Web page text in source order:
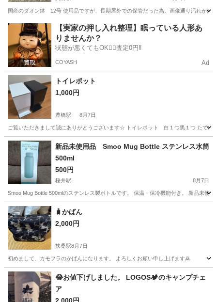
国産のダオン鉢 12号 使用品ですが、長期屋外での保管だった為、画像通り汚れがあ
愛知 大府市 大府駅 その他 鉢植え
【実家の押し入れ整理】眠っている人形あ
りませんか？
状態が悪くてもOK🙆‍♀️査定0円‼️
COYASH Ad
トイレポット
1,000円
豊橋駅 8月7日
ご覧いただきまして誠にありがとうございます☆ トイレポット 白１つ黒１つ たて約
愛知 豊橋市 豊橋駅 家庭用品
新品未使用品 Smoo Mug Bottle ステンレス水筒
500ml
500円
桜井駅 8月7日
Smoo Mug Bottle 500mlのステンレス製ボトルです。 保温・保冷機能付き。 新品未使
愛知 安城市 桜井駅
🧳かばん
2,000円
扶桑駅8月7日
初めまして、カモフラのかばんになります。 よろしくお願い申し上げます🙇
愛知 丹羽郡 扶桑駅 家庭用品
😂お値下げしました。 LOGOS🏕️のキャンプチェ
ア